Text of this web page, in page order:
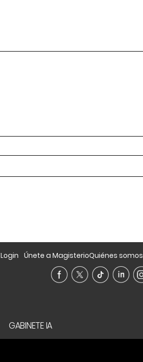
Login Únete a MagisterioQuiénes somos
GABINETE IA